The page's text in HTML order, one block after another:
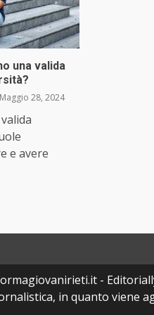
una valida
Maggio 28, 2024
e avere
-
in quanto viene